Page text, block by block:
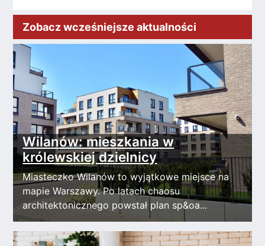
Zobacz wcześniejsze aktualności
Wilanów: mieszkania w
królewskiej dzielnicy
Miasteczko Wilanów to wyjątkowe miejsce na
mapie Warszawy. Po latach chaosu
architektonicznego powstał plan sp&oa...